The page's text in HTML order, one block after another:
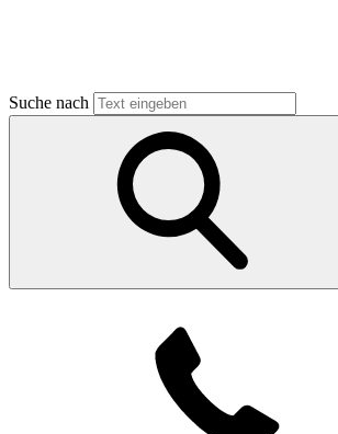
Suche nach